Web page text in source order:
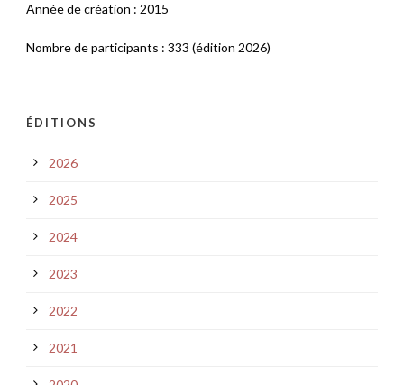
Année de création : 2015
Nombre de participants : 333 (édition 2026)
ÉDITIONS
2026
2025
2024
2023
2022
2021